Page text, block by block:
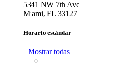
5341 NW 7th Ave
Miami, FL 33127
Horario estándar
Mostrar todas